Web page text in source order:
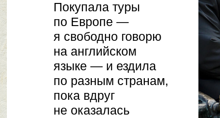
Покупала туры
по Европе —
я свободно говорю
на английском
языке — и ездила
по разным странам,
пока вдруг
не оказалась